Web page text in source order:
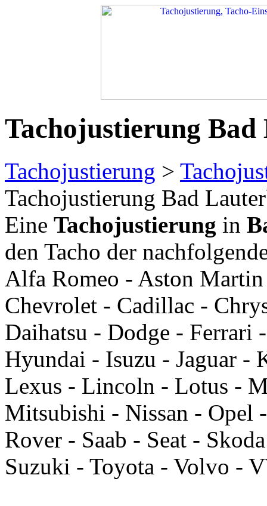
Tachojustierung
Tachojustierung >
Tachojustierung Bad
Eine Tachojustierung in
den Tacho der
Alfa Romeo - Aston
Chevrolet - Cadillac -
Daihatsu - Dodge -
Hyundai - Isuzu - Jaguar -
Lexus - Lincoln - Lotus -
Mitsubishi - Nissan - Opel
Rover - Saab - Seat -
Suzuki - Toyota - Volvo -